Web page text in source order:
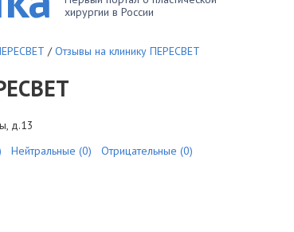
хирургии в России
/ Отзывы на клинику ПЕРЕСВЕТ
д.13
Нейтральные (0)
Отрицательные (0)